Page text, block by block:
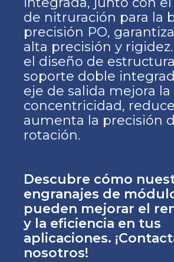
de nitruración para la
precisión PO,
alta precisión y
el diseño de
soporte doble
eje de salida mejora la
concentricidad,
aumenta la precisión
rotación.
Descubre cómo
engranajes de
pueden mejorar el
y la eficiencia en tus
aplicaciones.
nosotros!